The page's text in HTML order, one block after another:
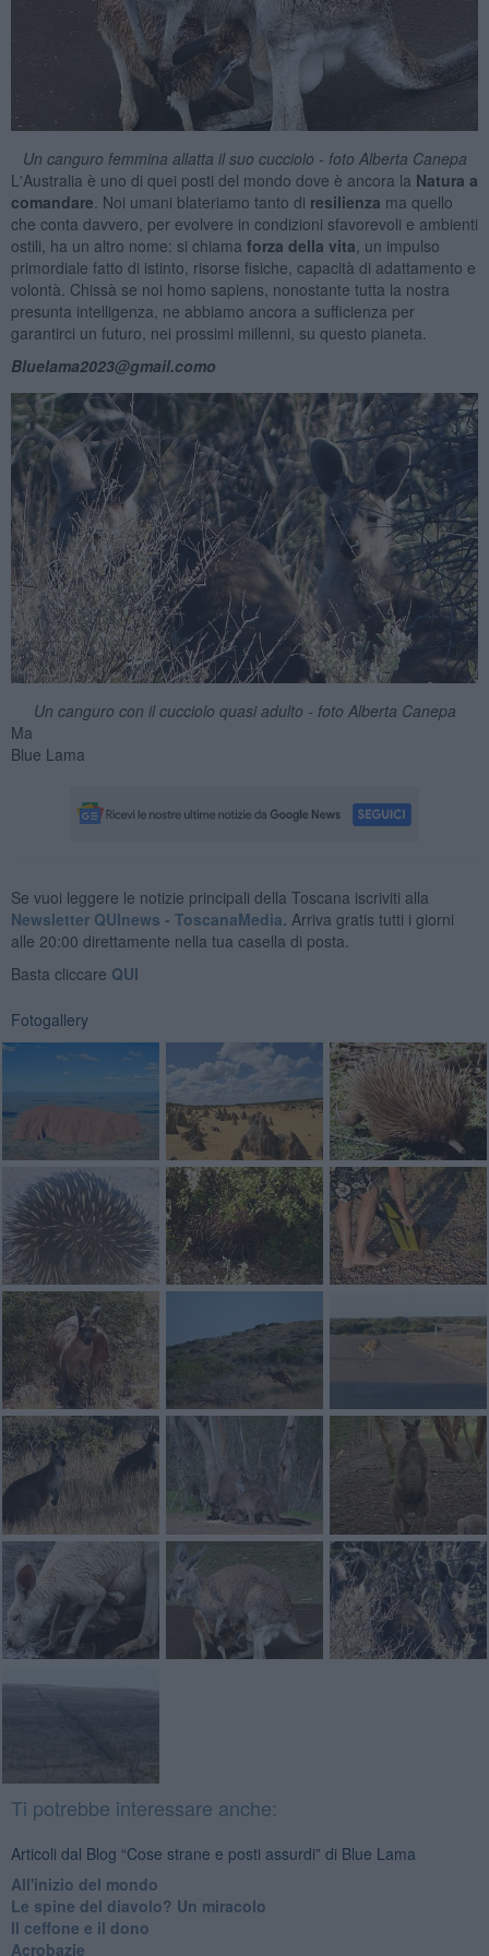
Un canguro femmina allatta il suo cucciolo - foto Alberta Canepa
L'Australia è uno di quei posti del mondo dove è ancora la Natura a
comandare. Noi umani blateriamo tanto di resilienza ma quello
che conta davvero, per evolvere in condizioni sfavorevoli e ambienti
ostili, ha un altro nome: si chiama forza della vita, un impulso
primordiale fatto di istinto, risorse fisiche, capacità di adattamento e
volontà. Chissà se noi homo sapiens, nonostante tutta la nostra
presunta intelligenza, ne abbiamo ancora a sufficienza per
garantirci un futuro, nei prossimi millenni, su questo pianeta.
Bluelama2023@gmail.como
Un canguro con il cucciolo quasi adulto - foto Alberta Canepa
Ma
Blue Lama
Se vuoi leggere le notizie principali della Toscana iscriviti alla
Newsletter QUInews - ToscanaMedia. Arriva gratis tutti i giorni
alle 20:00 direttamente nella tua casella di posta.
Basta cliccare QUI
Fotogallery
Ti potrebbe interessare anche:
Articoli dal Blog “Cose strane e posti assurdi” di Blue Lama
All'inizio del mondo
Le spine del diavolo? Un miracolo
Il ceffone e il dono
Acrobazie